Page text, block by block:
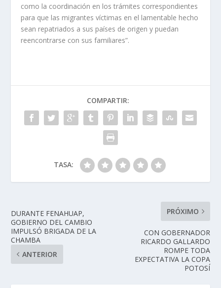
como la coordinación en los trámites correspondientes
para que las migrantes víctimas en el lamentable hecho
sean repatriados a sus países de origen y puedan
reencontrarse con sus familiares”.
COMPARTIR:
TASA:
DURANTE FENAHUAP,
GOBIERNO DEL CAMBIO
IMPULSÓ BRIGADA DE LA
CHAMBA
ANTERIOR
PRÓXIMO
CON GOBERNADOR
RICARDO GALLARDO
ROMPE TODA
EXPECTATIVA LA COPA
POTOSÍ